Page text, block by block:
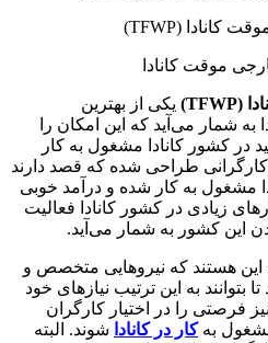
موقت کانادا
(
TFWP
) یکی از بهترین
به شمار می‌آید که این امکان را
در کشور کانادا مشغول به کار
کارگرانی طراحی شده که قصد دارند
مشغول به کار شده و درآمد خوبی
زیادی در کشور کانادا فعالیت
این کشور به شمار می‌آید.
این هستند که نیروهایی متخصص و
بتوانند به این ترتیب نیازهای خود
فرصتی را در اختیار کارگران
مشغول بهکار در کانادا شوند. البته